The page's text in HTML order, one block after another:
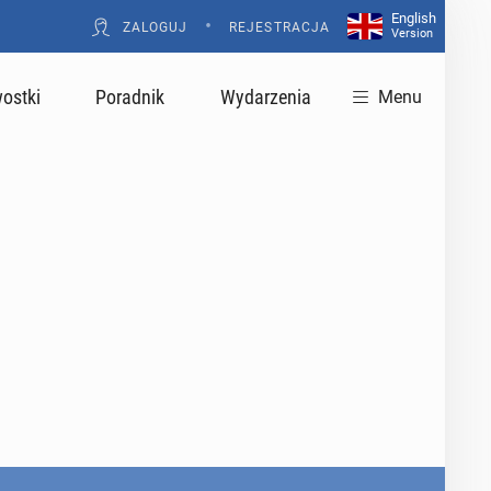
ZALOGUJ • REJESTRACJA
English
Version
Poradnik Wydarzenia Menu